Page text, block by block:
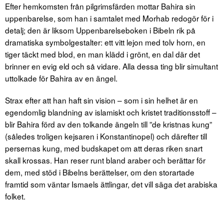
Efter hemkomsten från pilgrimsfärden mottar Bahira sin
uppenbarelse, som han i samtalet med Morhab redogör för i
detalj; den är liksom Uppenbarelseboken i Bibeln rik på
dramatiska symbolgestalter: ett vitt lejon med tolv horn, en
tiger täckt med blod, en man klädd i grönt, en dal där det
brinner en evig eld och så vidare. Alla dessa ting blir simultant
uttolkade för Bahira av en ängel.
Strax efter att han haft sin vision – som i sin helhet är en
egendomlig blandning av islamiskt och kristet traditionsstoff –
blir Bahira förd av den tolkande ängeln till ”de kristnas kung”
(således troligen kejsaren i Konstantinopel) och därefter till
persernas kung, med budskapet om att deras riken snart
skall krossas. Han reser runt bland araber och berättar för
dem, med stöd i Bibelns berättelser, om den storartade
framtid som väntar Ismaels ättlingar, det vill säga det arabiska
folket.